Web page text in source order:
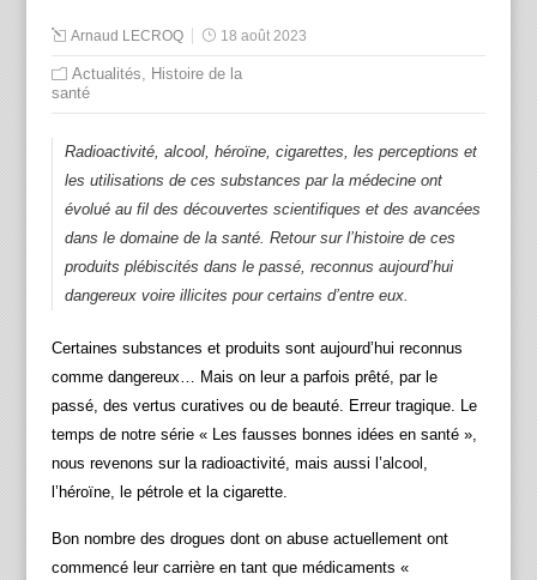
Arnaud LECROQ 18 août 2023
Actualités, Histoire de la
santé
Radioactivité, alcool, héroïne, cigarettes, les perceptions et
les utilisations de ces substances par la médecine ont
évolué au fil des découvertes scientifiques et des avancées
dans le domaine de la santé. Retour sur l’histoire de ces
produits plébiscités dans le passé, reconnus aujourd’hui
dangereux voire illicites pour certains d’entre eux.
Certaines substances et produits sont aujourd’hui reconnus
comme dangereux… Mais on leur a parfois prêté, par le
passé, des vertus curatives ou de beauté. Erreur tragique. Le
temps de notre série « Les fausses bonnes idées en santé »,
nous revenons sur la radioactivité, mais aussi l’alcool,
l’héroïne, le pétrole et la cigarette.
Bon nombre des drogues dont on abuse actuellement ont
commencé leur carrière en tant que médicaments «